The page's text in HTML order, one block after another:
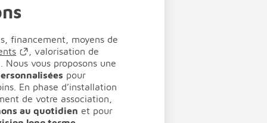
financement, moyens de
, valorisation de
vous proposons une
pour
En phase d’installation
de votre association,
au quotidien et pour